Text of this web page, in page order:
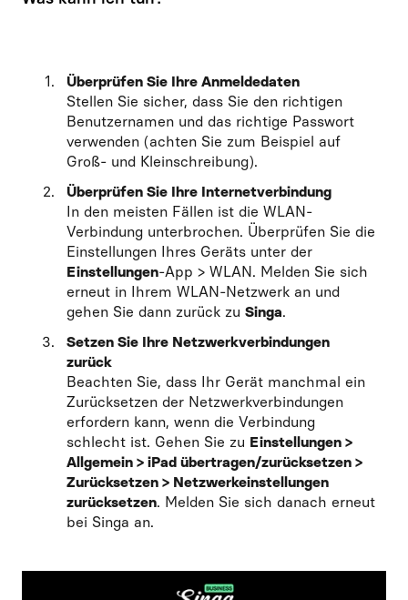
Überprüfen Sie Ihre Anmeldedaten
Stellen Sie sicher, dass Sie den richtigen
Benutzernamen und das richtige Passwort
verwenden (achten Sie zum Beispiel auf
Groß- und Kleinschreibung).
Überprüfen Sie Ihre Internetverbindung
In den meisten Fällen ist die WLAN-
Verbindung unterbrochen. Überprüfen Sie die
Einstellungen Ihres Geräts unter der
Einstellungen-App > WLAN. Melden Sie sich
erneut in Ihrem WLAN-Netzwerk an und
gehen Sie dann zurück zu Singa.
Setzen Sie Ihre Netzwerkverbindungen
zurück
Beachten Sie, dass Ihr Gerät manchmal ein
Zurücksetzen der Netzwerkverbindungen
erfordern kann, wenn die Verbindung
schlecht ist. Gehen Sie zu Einstellungen >
Allgemein > iPad übertragen/zurücksetzen >
Zurücksetzen > Netzwerkeinstellungen
zurücksetzen. Melden Sie sich danach erneut
bei Singa an.